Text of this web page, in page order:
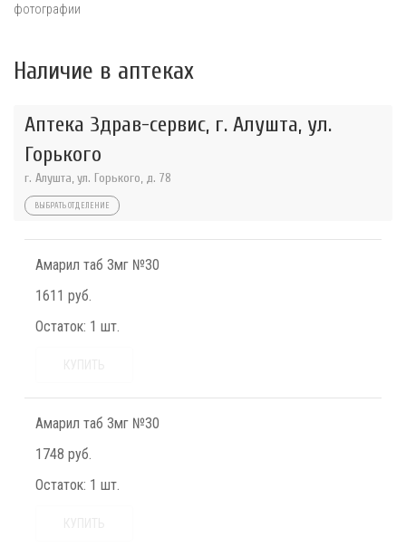
фотографии
Наличие в аптеках
Аптека Здрав-сервис, г. Алушта, ул.
Горького
г. Алушта, ул. Горького, д. 78
ВЫБРАТЬ ОТДЕЛЕНИЕ
Амарил таб 3мг №30
1611 руб.
Остаток: 1 шт.
Амарил таб 3мг №30
1748 руб.
Остаток: 1 шт.